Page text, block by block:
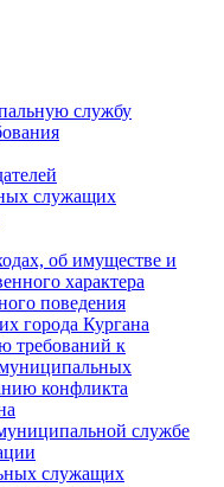
службу
служащих
об имуществе и
характера
поведения
города Кургана
требований к
конфликта
службе
служащих